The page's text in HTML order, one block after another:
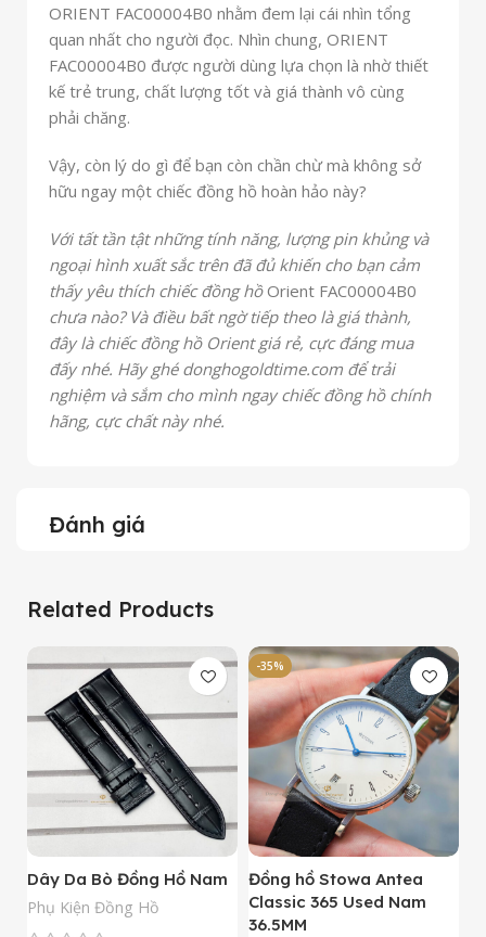
ORIENT FAC00004B0 nhằm đem lại cái nhìn tổng
quan nhất cho người đọc. Nhìn chung, ORIENT
FAC00004B0 được người dùng lựa chọn là nhờ thiết
kế trẻ trung, chất lượng tốt và giá thành vô cùng
phải chăng.
Vậy, còn lý do gì để bạn còn chần chừ mà không sở
hữu ngay một chiếc đồng hồ hoàn hảo này?
Với tất tần tật những tính năng, lượng pin khủng và
ngoại hình xuất sắc trên đã đủ khiến cho bạn cảm
thấy yêu thích chiếc đồng hồOrient FAC00004B0
chưa nào? Và điều bất ngờ tiếp theo là giá thành,
đây là chiếc đồng hồ Orient giá rẻ, cực đáng mua
đấy nhé. Hãy ghé donghogoldtime.com để trải
nghiệm và sắm cho mình ngay chiếc đồng hồ chính
hãng, cực chất này nhé.
Đánh giá
Related Products
Dây Da Bò Đồng Hồ Nam
Phụ Kiện Đồng Hồ
-35%
Đồng hồ Stowa Antea
Classic 365 Used Nam
36.5MM